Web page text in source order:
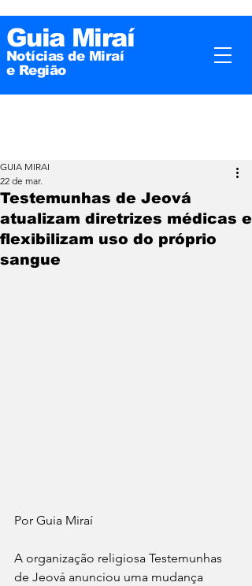
Guia Miraí
Notícias de Miraí
e Região
Testemunhas de Jeová
atualizam diretrizes médicas e
flexibilizam uso do próprio
sangue
GUIA MIRAI
22 de mar.
Por Guia Miraí
A organização religiosa Testemunhas
de Jeová anunciou uma mudança